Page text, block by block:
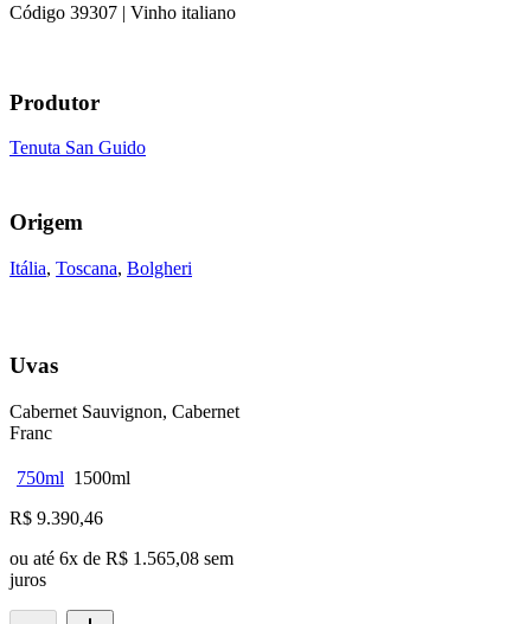
Código 39307 | Vinho italiano
Produtor
Tenuta San Guido
Origem
Itália, Toscana, Bolgheri
Uvas
Cabernet Sauvignon, Cabernet
Franc
750ml 1500ml
R$ 9.390,46
ou até 6x de R$ 1.565,08 sem
juros